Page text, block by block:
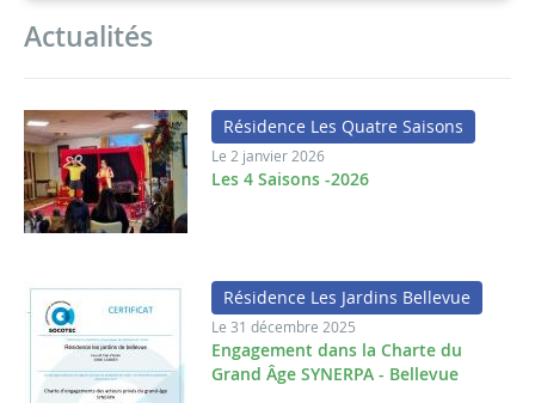
Actualités
Résidence Les Quatre Saisons
Le 2 janvier 2026
Les 4 Saisons -2026
Résidence Les Jardins Bellevue
Le 31 décembre 2025
Engagement dans la Charte du
Grand Âge SYNERPA - Bellevue